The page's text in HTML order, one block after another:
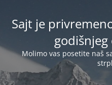
Sajt je
Molimo vas posetite naš